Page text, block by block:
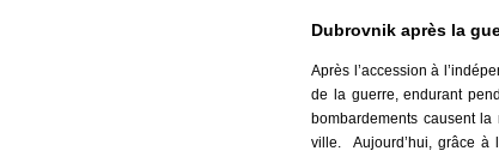
Dubrovnik après la
Après l’accession à
de la guerre, endurant
bombardements causent
ville. Aujourd’hui, grâce à